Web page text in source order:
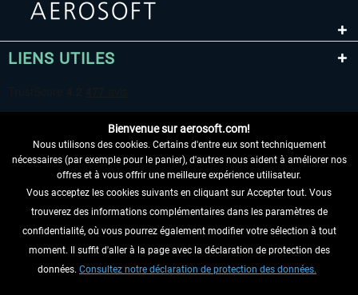
LIENS UTILES
RENONCER AU CONTRAT ICI
INFORMATIONS
NE MANQUEZ PAS LES DERNIÈRES
Bienvenue sur aerosoft.com!
Nous utilisons des cookies. Certains d'entre eux sont techniquement
nécessaires (par exemple pour le panier), d'autres nous aident à améliorer nos
offres et à vous offrir une meilleure expérience utilisateur.
Vous acceptez les cookies suivants en cliquant sur Accepter tout. Vous
trouverez des informations complémentaires dans les paramètres de
confidentialité, où vous pourrez également modifier votre sélection à tout
moment. Il suffit d'aller à la page avec la déclaration de protection des
données. Consultez notre déclaration de protection des données.